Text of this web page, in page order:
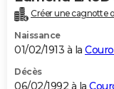
Créer une cagnotte
Naissance
01/02/1913 à la
Décès
06/02/1992 à la